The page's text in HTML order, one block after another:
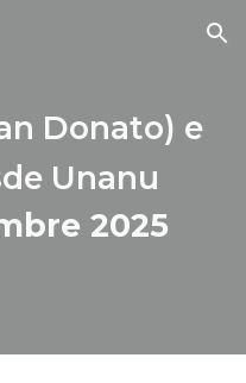
Skip to navigation
Donato) e
Unanu
2025